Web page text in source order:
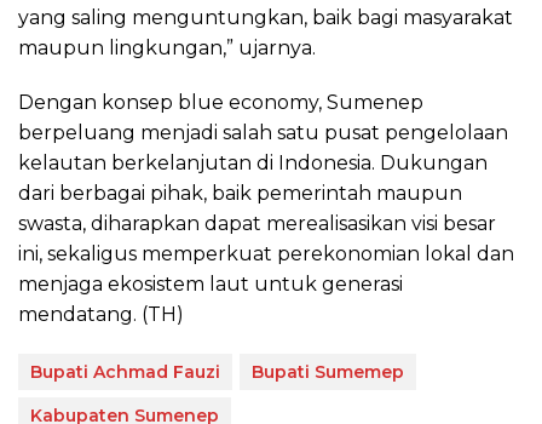
yang saling menguntungkan, baik bagi masyarakat
maupun lingkungan,” ujarnya.
Dengan konsep blue economy, Sumenep
berpeluang menjadi salah satu pusat pengelolaan
kelautan berkelanjutan di Indonesia. Dukungan
dari berbagai pihak, baik pemerintah maupun
swasta, diharapkan dapat merealisasikan visi besar
ini, sekaligus memperkuat perekonomian lokal dan
menjaga ekosistem laut untuk generasi
mendatang. (TH)
Bupati Achmad Fauzi
Bupati Sumemep
Kabupaten Sumenep